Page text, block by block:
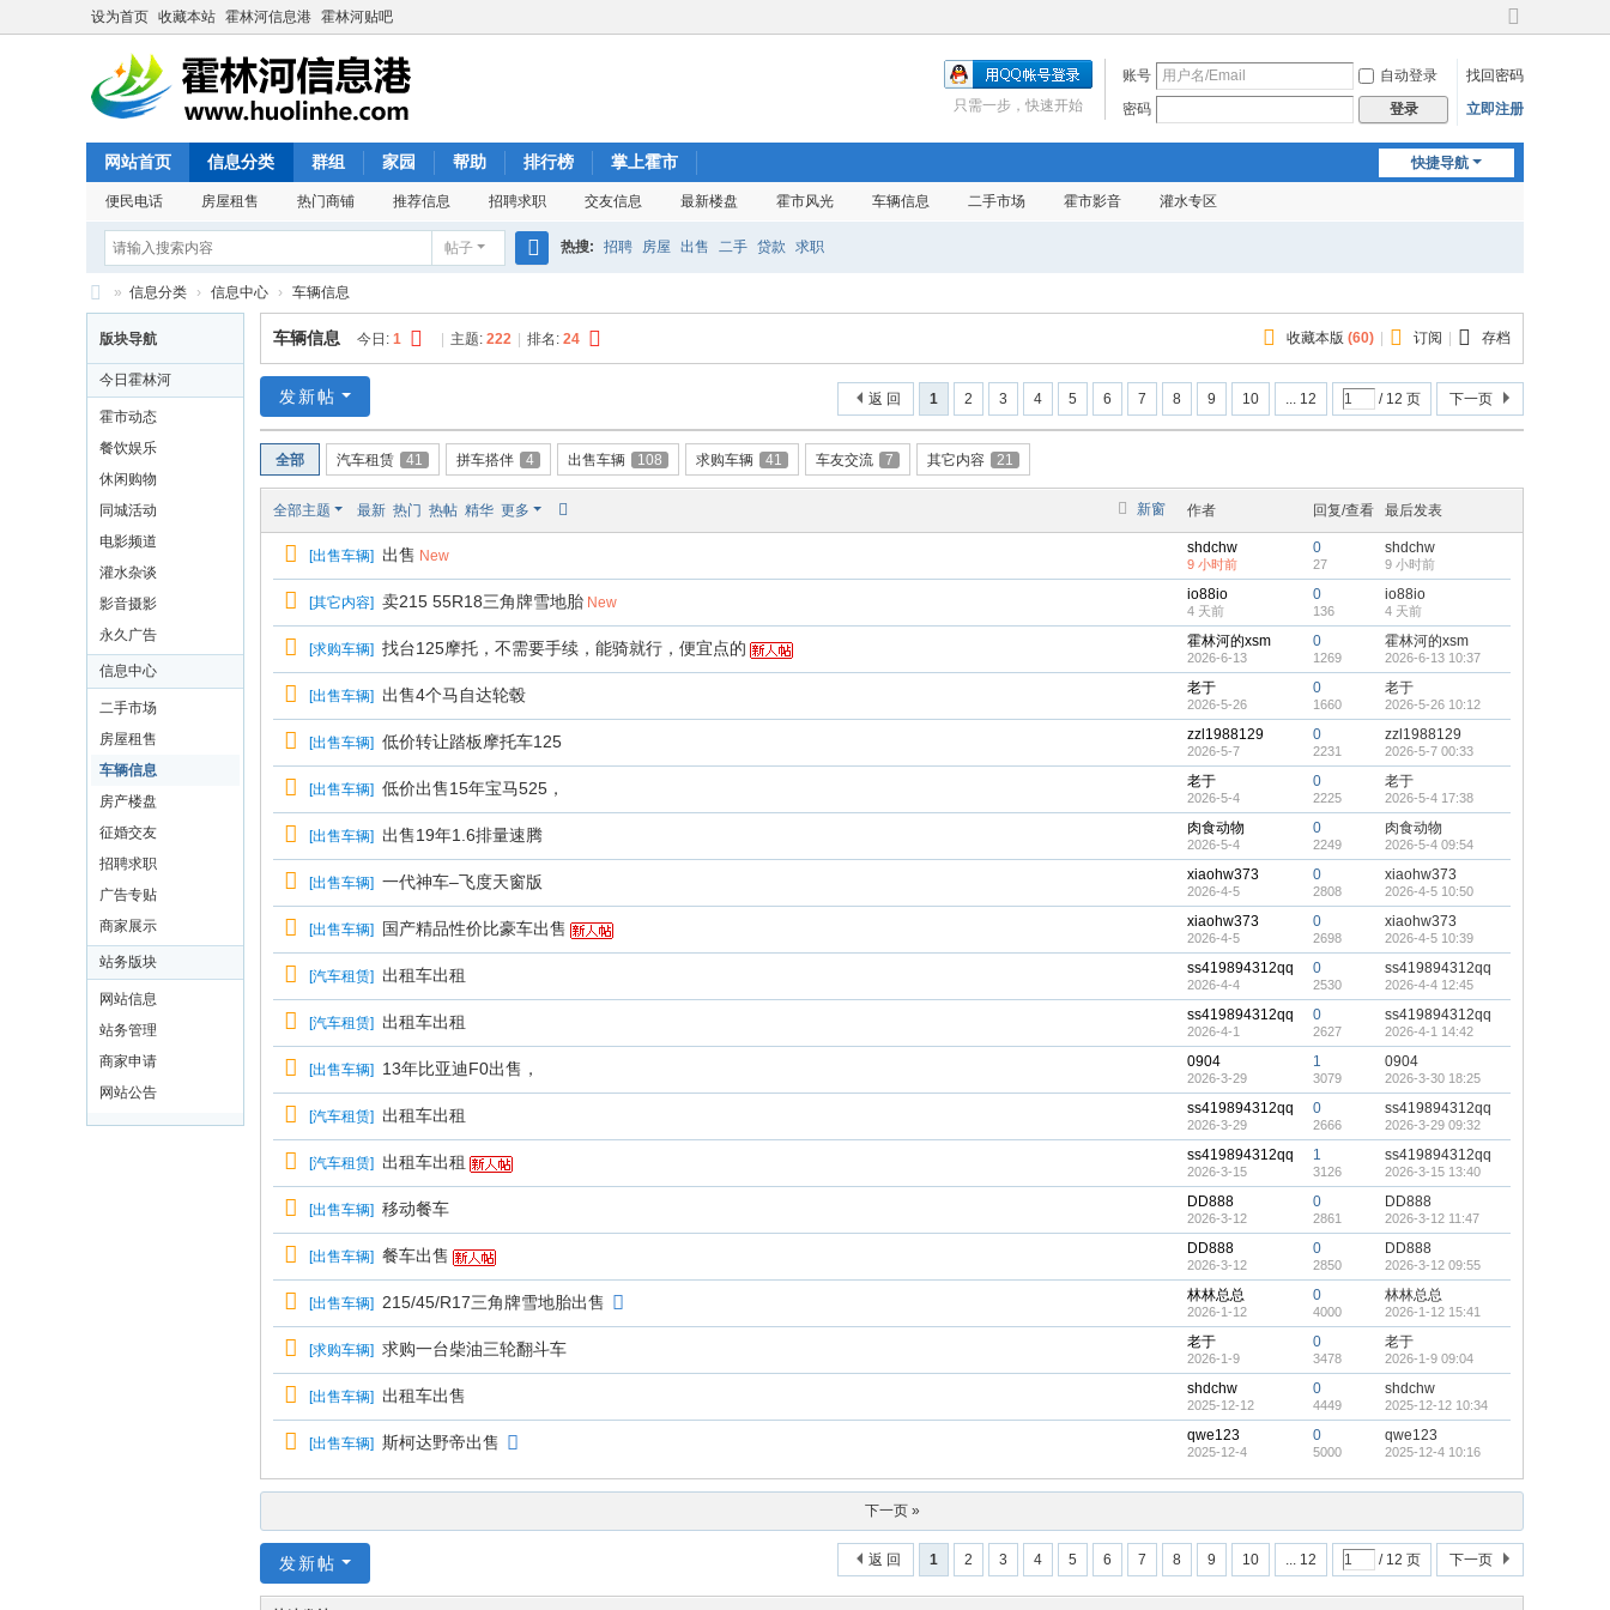
设为首页 收藏本站 霍林河信息港 霍林河贴吧
切
到
宽
账号 自动登录
找回密码
密码
登录 立即注册
只需一步，快速开始
快捷导航
网站首页 信息分类 群组 家园 帮助 排行榜 掌上霍市
便民电话 房屋租售 热门商铺 推荐信息 招聘求职 交友信息 最新楼盘 霍市风光 车辆信息 二手市场 霍市影音 灌水专区
帖子
索
热搜: 招聘 房屋 出售 二手 贷款 求职
霍
林
河
港
» 信息分类 › 信息中心 › 车辆信息
版块导航
今日霍林河
霍市动态
餐饮娱乐
休闲购物
同城活动
电影频道
灌水杂谈
影音摄影
永久广告
信息中心
二手市场
房屋租售
车辆信息
房产楼盘
征婚交友
招聘求职
广告专贴
商家展示
站务版块
网站信息
站务管理
商家申请
网站公告
收藏本版 (60) 订阅 存档
车辆信息 今日: 1 主题: 222 排名: 24
1 2 3 4 5 6 7 8 9 10 ... 12 / 12 页 下一页
返 回
发新帖
全部 汽车租赁 41 拼车搭伴 4 出售车辆 108 求购车辆 41 车友交流 7 其它内容 21
新窗
全部主题 最新 热门 热帖 精华 更多 作者 回复/查看 最后发表
[出售车辆] 出售 New shdchw
9 小时前
0
27
shdchw
9 小时前
[其它内容] 卖215 55R18三角牌雪地胎 New io88io
4 天前
0
136
io88io
4 天前
[求购车辆] 找台125摩托，不需要手续，能骑就行，便宜点的 霍林河的xsm
2026-6-13
0
1269
霍林河的xsm
2026-6-13 10:37
[出售车辆] 出售4个马自达轮毂 老于
2026-5-26
0
1660
老于
2026-5-26 10:12
[出售车辆] 低价转让踏板摩托车125 zzl1988129
2026-5-7
0
2231
zzl1988129
2026-5-7 00:33
[出售车辆] 低价出售15年宝马525， 老于
2026-5-4
0
2225
老于
2026-5-4 17:38
[出售车辆] 出售19年1.6排量速腾 肉食动物
2026-5-4
0
2249
肉食动物
2026-5-4 09:54
[出售车辆] 一代神车–飞度天窗版 xiaohw373
2026-4-5
0
2808
xiaohw373
2026-4-5 10:50
[出售车辆] 国产精品性价比豪车出售 xiaohw373
2026-4-5
0
2698
xiaohw373
2026-4-5 10:39
[汽车租赁] 出租车出租 ss419894312qq
2026-4-4
0
2530
ss419894312qq
2026-4-4 12:45
[汽车租赁] 出租车出租 ss419894312qq
2026-4-1
0
2627
ss419894312qq
2026-4-1 14:42
[出售车辆] 13年比亚迪F0出售， 0904
2026-3-29
1
3079
0904
2026-3-30 18:25
[汽车租赁] 出租车出租 ss419894312qq
2026-3-29
0
2666
ss419894312qq
2026-3-29 09:32
[汽车租赁] 出租车出租 ss419894312qq
2026-3-15
1
3126
ss419894312qq
2026-3-15 13:40
[出售车辆] 移动餐车 DD888
2026-3-12
0
2861
DD888
2026-3-12 11:47
[出售车辆] 餐车出售 DD888
2026-3-12
0
2850
DD888
2026-3-12 09:55
[出售车辆] 215/45/R17三角牌雪地胎出售 林林总总
2026-1-12
0
4000
林林总总
2026-1-12 15:41
[求购车辆] 求购一台柴油三轮翻斗车 老于
2026-1-9
0
3478
老于
2026-1-9 09:04
[出售车辆] 出租车出售 shdchw
2025-12-12
0
4449
shdchw
2025-12-12 10:34
[出售车辆] 斯柯达野帝出售 qwe123
2025-12-4
0
5000
qwe123
2025-12-4 10:16
下一页 »
1 2 3 4 5 6 7 8 9 10 ... 12 / 12 页 下一页
返 回
发新帖